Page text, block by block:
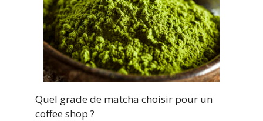
Quel grade de matcha choisir pour un
coffee shop ?